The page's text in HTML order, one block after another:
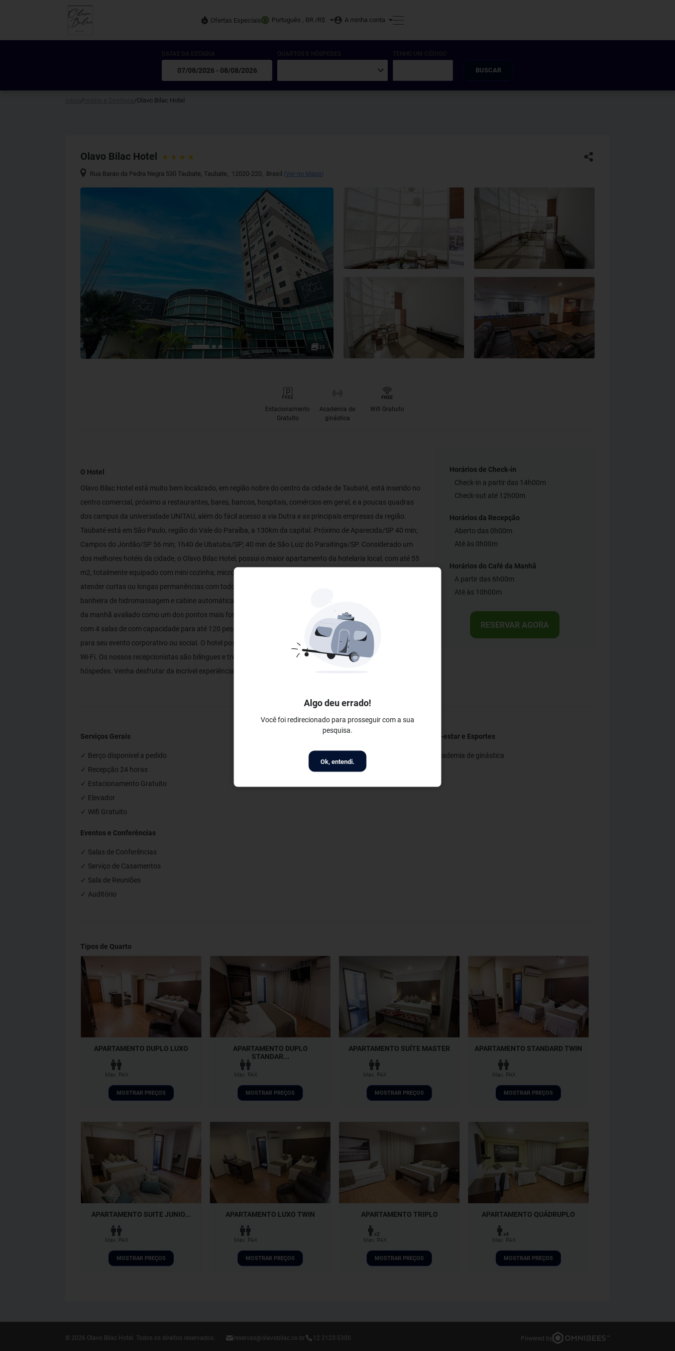
Ofertas Especiais Português , BR /R$ A minha conta
Algo deu errado!
Você foi redirecionado para prosseguir com a sua
pesquisa.
Ok, entendi.
BUSCAR
/ /Olavo Bilac Hotel
Olavo Bilac Hotel
Rua Barao da Pedra Negra 530 Taubate,Taubate, 12020-220, Brasil (Ver no Mapa)
16
Estacionamento
Gratuito
Academia de
ginástica
Wifi Gratuito
O Hotel
Olavo Bilac Hotel está muito bem localizado, em região nobre do centro da cidade de Taubaté, está inserido no
centro comercial, próximo a restaurantes, bares, bancos, hospitais, comércios em geral, e a poucas quadras
dos campus da universidade UNITAU, além do fácil acesso a via Dutra e as principais empresas da região.
Taubaté está em São Paulo, região do Vale do Paraíba, a 130km da capital. Próximo de Aparecida/SP 40 min;
Campos do Jordão/SP 56 min; 1h40 de Ubatuba/SP; 40 min de São Luiz do Paraitinga/SP. Considerado um
dos melhores hotéis da cidade, o Olavo Bilac Hotel, possui o maior apartamento da hotelaria local, com até 55
m2, totalmente equipado com mini cozinha, micro-ondas, geladeira e fogão em algumas unidades. Pode
atender curtas ou longas permanências com todo o conforto de uma residência. Nossa suíte máster possui
banheira de hidromassagem e cabine automática de banho. O Hotel ainda oferece um completo buffet de café
da manhã avaliado como um dos pontos mais fortes pelos nossos hóspedes. A estrutura de eventos conta
com 4 salas de com capacidade para até 120 pessoas. Oferecemos também serviço completo de alimentação
para seu evento corporativo ou social. O hotel possui: academia, sauna, garagem coberta gratuita e internet
Wi-Fi. Os nossos recepcionistas são bilíngues e treinados para dar toda atenção e suporte aos nossos
hóspedes. Venha desfrutar da incrível experiência e hospitalidade oferecida pelo OLAVO BILAC HOTEL!
Horários de Check-in
Check-in a partir das 14h00m
Check-out até 12h00m
Horários da Recepção
Aberto das 0h00m
Até às 0h00m
Horários do Café da Manhã
A partir das 6h00m
Até às 10h00m
RESERVAR AGORA
Serviços Gerais
✓ Berço disponivel a pedido
✓ Recepção 24 horas
✓ Estacionamento Gratuito
✓ Elevador
✓ Wifi Gratuito
Restaurantes e Bares Bem-estar e Esportes
✓ Academia de ginástica
Eventos e Conferências
✓ Salas de Conferências
✓ Serviço de Casamentos
✓ Sala de Reuniões
✓ Auditório
Tipos de Quarto
APARTAMENTO DUPLO LUXO
Max. PAX
MOSTRAR PREÇOS
APARTAMENTO DUPLO
STANDAR...
Max. PAX
MOSTRAR PREÇOS
APARTAMENTO SUÍTE MASTER
Max. PAX
MOSTRAR PREÇOS
APARTAMENTO STANDARD TWIN
Max. PAX
MOSTRAR PREÇOS
APARTAMENTO SUITE JUNIO...
Max. PAX
MOSTRAR PREÇOS
APARTAMENTO LUXO TWIN
Max. PAX
MOSTRAR PREÇOS
APARTAMENTO TRIPLO
x3
Max. PAX
MOSTRAR PREÇOS
APARTAMENTO QUÁDRUPLO
x4
Max. PAX
MOSTRAR PREÇOS
reservas@olavobilac.co.br 12 2123-5300
© 2026 Olavo Bilac Hotel. Todos os direitos reservados. Powered by